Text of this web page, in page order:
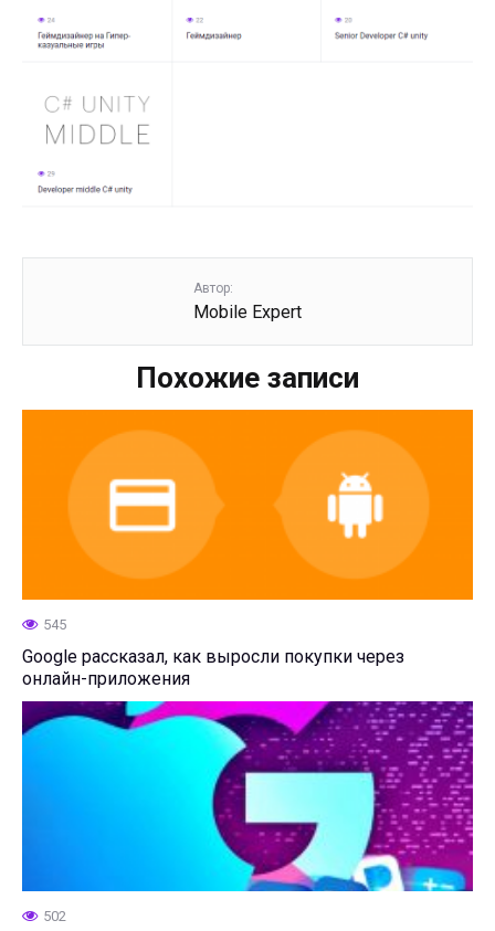
Автор:
Mobile Expert
Похожие записи
545
Google рассказал, как выросли покупки через
онлайн-приложения
502